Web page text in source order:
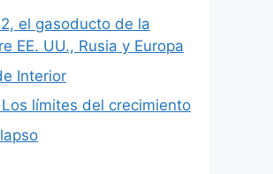
el gasoducto de la
EE. UU., Rusia y Europa
Interior
límites del crecimiento